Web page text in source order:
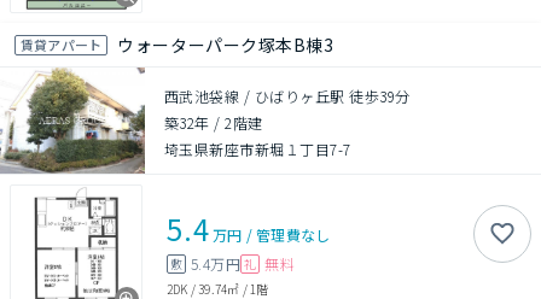
賃貸アパート ウォーターパーク塚本B棟3
西武池袋線 / ひばりヶ丘駅 徒歩39分
築32年 /2階建
埼玉県新座市新堀１丁目7-7
5.4万円 /管理費なし
敷 5.4万円 礼 無料
2DK /39.74㎡ / 1階